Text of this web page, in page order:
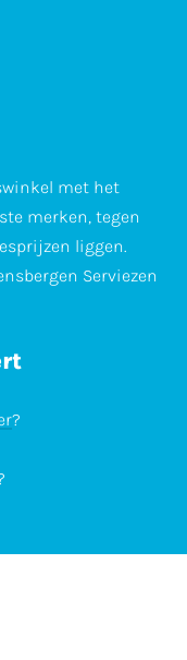
met het
merken, tegen
liggen.
Serviezen
?